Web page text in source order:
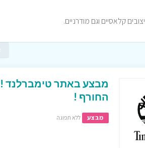
קלאסיים וגם מודרניים.
החורף !
מבצע ללא תפוגה